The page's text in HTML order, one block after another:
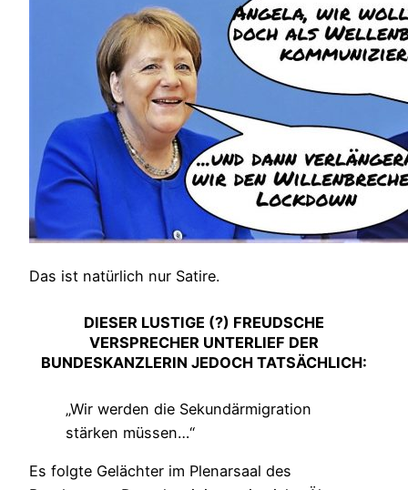
Das ist natürlich nur Satire.
DIESER LUSTIGE (?) FREUDSCHE
VERSPRECHER UNTERLIEF DER
BUNDESKANZLERIN JEDOCH TATSÄCHLICH:
„Wir werden die Sekundärmigration
stärken müssen…“
Es folgte Gelächter im Plenarsaal des